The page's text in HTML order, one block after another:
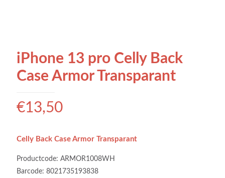
iPhone 13 pro Celly Back
Case Armor Transparant
€13,50
Celly Back Case Armor Transparant
Productcode: ARMOR1008WH
Barcode: 8021735193838